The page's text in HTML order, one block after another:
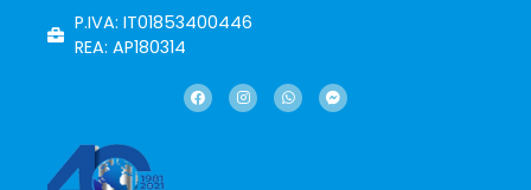
P.IVA: IT01853400446
REA: AP180314